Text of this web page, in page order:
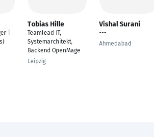
|
Tobias Hille
Teamlead IT,
Systemarchitekt,
Backend OpenMage
Leipzig
Vishal Surani
---
Ahmedabad